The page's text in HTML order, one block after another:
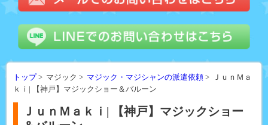
トップ> マジック > マジック・マジシャンの派遣依頼 > ＪｕｎＭａ
ｋｉ| 【神戸】マジックショー＆バルーン
ＪｕｎＭａｋｉ| 【神戸】マジックショー